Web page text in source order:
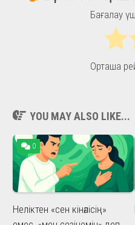
Бағалау
Орташа
YOU MAY ALSO LIKE...
0
Неліктен «сен кінәлісің»